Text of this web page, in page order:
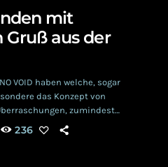
mit
Gruß aus der
VOID haben welche, sogar
das Konzept von
zumindest
wir beim Hören ihres
Rock, Post Punk et cetera ein
236